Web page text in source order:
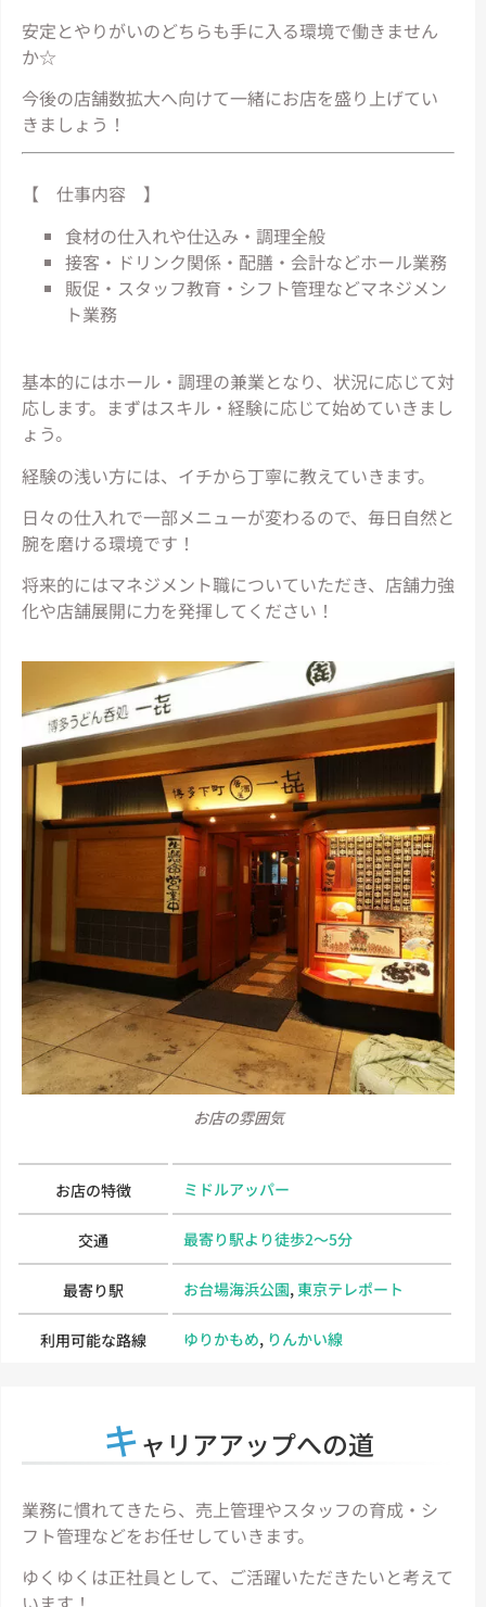
安定とやりがいのどちらも手に入る環境で働きません
か☆
今後の店舗数拡大へ向けて一緒にお店を盛り上げてい
きましょう！
【 仕事内容 】
食材の仕入れや仕込み・調理全般
接客・ドリンク関係・配膳・会計などホール業務
販促・スタッフ教育・シフト管理などマネジメン
ト業務
基本的にはホール・調理の兼業となり、状況に応じて対
応します。まずはスキル・経験に応じて始めていきまし
ょう。
経験の浅い方には、イチから丁寧に教えていきます。
日々の仕入れで一部メニューが変わるので、毎日自然と
腕を磨ける環境です！
将来的にはマネジメント職についていただき、店舗力強
化や店舗展開に力を発揮してください！
お店の雰囲気
お店の特徴 ミドルアッパー
交通 最寄り駅より徒歩2～5分
最寄り駅 お台場海浜公園, 東京テレポート
利用可能な路線 ゆりかもめ, りんかい線
キャリアアップへの道
業務に慣れてきたら、売上管理やスタッフの育成・シ
フト管理などをお任せしていきます。
ゆくゆくは正社員として、ご活躍いただきたいと考えて